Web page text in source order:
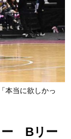
本当に欲しかっ
ー Bリー